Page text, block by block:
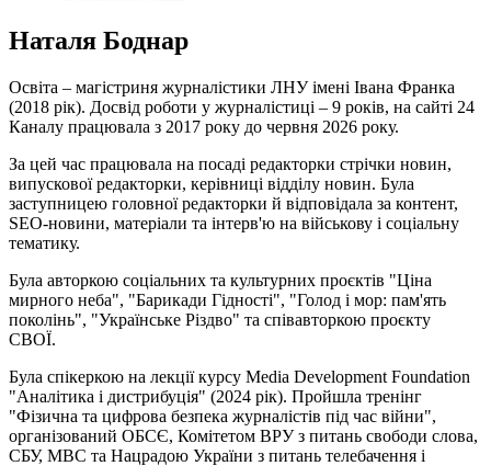
Наталя Боднар
Освіта – магістриня журналістики ЛНУ імені Івана Франка
(2018 рік). Досвід роботи у журналістиці – 9 років, на сайті 24
Каналу працювала з 2017 року до червня 2026 року.
За цей час працювала на посаді редакторки стрічки новин,
випускової редакторки, керівниці відділу новин. Була
заступницею головної редакторки й відповідала за контент,
SEO-новини, матеріали та інтерв'ю на військову і соціальну
тематику.
Була авторкою соціальних та культурних проєктів "Ціна
мирного неба", "Барикади Гідності", "Голод і мор: пам'ять
поколінь", "Українське Різдво" та співавторкою проєкту
СВОЇ.
Була спікеркою на лекції курсу Media Development Foundation
"Аналітика і дистрибуція" (2024 рік). Пройшла тренінг
"Фізична та цифрова безпека журналістів під час війни",
організований ОБСЄ, Комітетом ВРУ з питань свободи слова,
СБУ, МВС та Нацрадою України з питань телебачення і